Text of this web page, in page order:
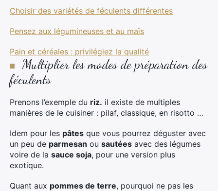
Choisir des variétés de féculents différentes
Pensez aux légumineuses et au maïs
Pain et céréales : privilégiez la qualité
Multiplier les modes de préparation des
féculents
Prenons l’exemple du riz. il existe de multiples
manières de le cuisiner : pilaf, classique, en risotto …
Idem pour les pâtes que vous pourrez déguster avec
un peu de parmesan ou sautées avec des légumes
voire de la sauce soja, pour une version plus
exotique.
Quant aux pommes de terre, pourquoi ne pas les